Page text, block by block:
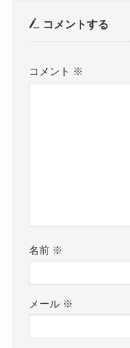
コメントする
コメント ※
名前 ※
メール ※